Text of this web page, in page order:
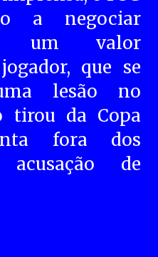
a negociar
um valor
que se
lesão no
tirou da Copa
fora dos
de